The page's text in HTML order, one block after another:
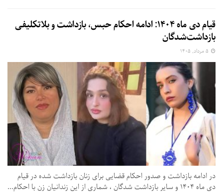
قیام دی ماه ۱۴۰۴: ادامه احکام حبس، بازداشت و بلاتکلیفی
بازداشت‌شدگان
در ادامه بازداشت و صدور احکام قضایی برای زنان بازداشت شده در قیام
دی ماه ۱۴۰۴ و سایر بازداشت شدگان ، شماری از این زندانیان زن با احکام...